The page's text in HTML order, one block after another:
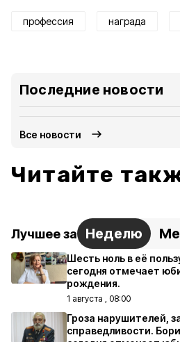
профессия награда
Последние новости
Все новости
Читайте
Лучшее за Неделю
Шесть ноль в её
сегодня отмечает
рождения.
1 августа , 08:00
Гроза нарушителей,
справедливости.